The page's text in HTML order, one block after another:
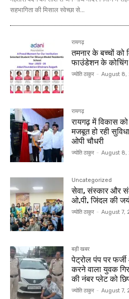
सहभागिता की मिसाल स्वेच्छा से...
रायगढ़
तमनार के बच्चों को
फाउंडेशन के
ज्योति ठाकुर - August 8,
रायगढ़
रायगढ़ में विकास को
मजबूत हो रही
ओपी चौधरी
ज्योति ठाकुर - August 8,
Uncategorized
सेवा, संस्कार और
ओ.पी. जिंदल की
ज्योति ठाकुर - August 7,
बड़ी खबर
पेट्रोल पंप पर
करने वाला युवक
की नंबर प्लेट को
ज्योति ठाकुर - August 7,